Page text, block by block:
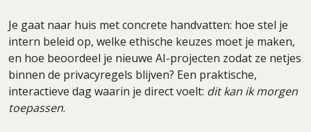
Je gaat naar huis met concrete handvatten: hoe stel je
intern beleid op, welke ethische keuzes moet je maken,
en hoe beoordeel je nieuwe AI-projecten zodat ze netjes
binnen de privacyregels blijven? Een praktische,
interactieve dag waarin je direct voelt: dit kan ik morgen
toepassen.